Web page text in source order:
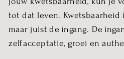
tot dat leven. Kwetsbaarheid
maar juist de ingang. De
zelfacceptatie, groei en